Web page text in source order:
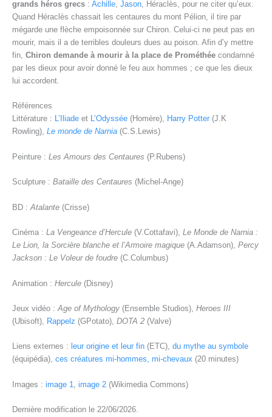
grands héros grecs : Achille Jason , Héraclès, pour ne citer qu’eux.
Quand Héraclès chassait les centaures du mont Pélion, il tire par
mégarde une flèche empoisonnée sur Chiron. Celui-ci ne peut pas en
mourir, mais il a de terribles douleurs dues au poison. Afin d’y mettre
fin, Chiron demande à mourir à la place de Prométhée condamné
par les dieux pour avoir donné le feu aux hommes ; ce que les dieux
lui accordent.
Références
Littérature : L’Iliade et L’Odyssée (Homère), Harry Potter (J.K
Rowling), Le monde de Narnia (C.S.Lewis)
Peinture : Les Amours des Centaures (P.Rubens)
Sculpture : Bataille des Centaures (Michel-Ange)
BD : Atalante (Crisse)
Cinéma : La Vengeance d’Hercule (V.Cottafavi), Le Monde de Narnia :
Le Lion, la Sorcière blanche et l’Armoire magique (A.Adamson), Percy
Jackson : Le Voleur de foudre (C.Columbus)
Animation : Hercule (Disney)
Jeux vidéo : Age of Mythology (Ensemble Studios), Heroes III
(Ubisoft),
Rappelz (GPotato), DOTA 2 (Valve)
Liens externes : leur origine et leur fin (ETC), du mythe au symbole
(équipédia), ces créatures mi-hommes, mi-chevaux (20 minutes)
Images : image 1 image 2 (Wikimedia Commons)
Dernière modification le 22/06/2026.